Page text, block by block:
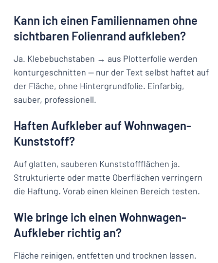
Kann ich einen Familiennamen ohne
sichtbaren Folienrand aufkleben?
Ja. Klebebuchstaben → aus Plotterfolie werden
konturgeschnitten — nur der Text selbst haftet auf
der Fläche, ohne Hintergrundfolie. Einfarbig,
sauber, professionell.
Haften Aufkleber auf Wohnwagen-
Kunststoff?
Auf glatten, sauberen Kunststoffflächen ja.
Strukturierte oder matte Oberflächen verringern
die Haftung. Vorab einen kleinen Bereich testen.
Wie bringe ich einen Wohnwagen-
Aufkleber richtig an?
Fläche reinigen, entfetten und trocknen lassen.